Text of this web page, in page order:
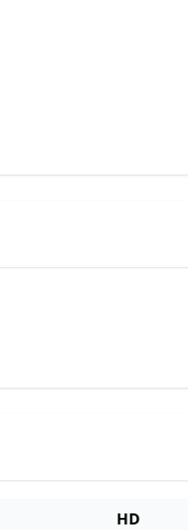
HD